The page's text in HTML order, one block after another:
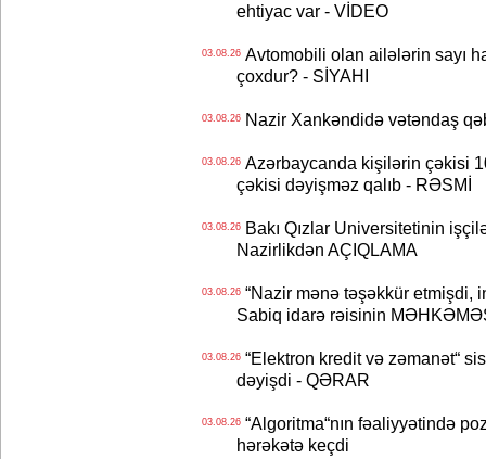
ehtiyac var - VİDEO
03.08.26Avtomobili olan ailələrin sayı
çoxdur? - SİYAHI
03.08.26Nazir Xankəndidə vətəndaş
03.08.26Azərbaycanda kişilərin çəkisi
çəkisi dəyişməz qalıb - RƏSMİ
03.08.26Bakı Qızlar Universitetinin
Nazirlikdən AÇIQLAMA
03.08.26“Nazir mənə təşəkkür etmişdi,
Sabiq idarə rəisinin
03.08.26“Elektron kredit və zəmanət“
dəyişdi - QƏRAR
03.08.26“Algoritma“nın fəaliyyətində
hərəkətə keçdi